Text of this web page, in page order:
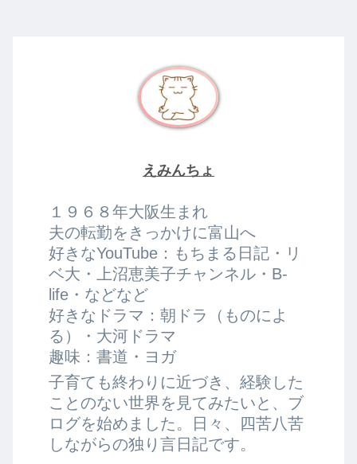
えみんちょ
１９６８年大阪生まれ
夫の転勤をきっかけに富山へ
好きなYouTube：もちまる日記・リ
ベ大・上沼恵美子チャンネル・B-
life・などなど
好きなドラマ：朝ドラ（ものによ
る）・大河ドラマ
趣味：書道・ヨガ
子育ても終わりに近づき、経験した
ことのない世界を見てみたいと、ブ
ログを始めました。日々、四苦八苦
しながらの独り言日記です。